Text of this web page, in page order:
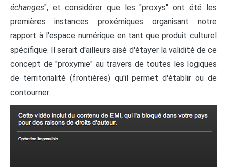
échanges", et considérer que les "proxys" ont été les
premières instances proxémiques organisant notre
rapport à l'espace numérique en tant que produit culturel
spécifique. Il serait d'ailleurs aisé d'étayer la validité de ce
concept de "proxymie" au travers de toutes les logiques
de territorialité (frontières) qu'il permet d'établir ou de
contourner.